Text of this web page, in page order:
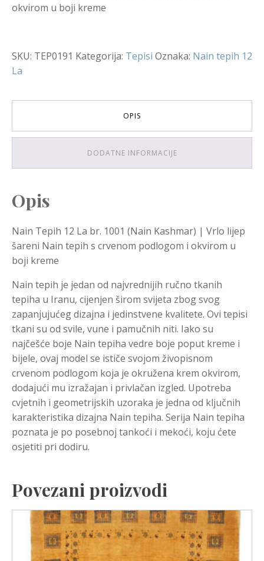
okvirom u boji kreme
SKU: TEP0191 Kategorija: Tepisi Oznaka: Nain tepih 12
La
OPIS
DODATNE INFORMACIJE
Opis
Nain Tepih 12 La br. 1001 (Nain Kashmar) | Vrlo lijep
šareni Nain tepih s crvenom podlogom i okvirom u
boji kreme
Nain tepih je jedan od najvrednijih ručno tkanih
tepiha u Iranu, cijenjen širom svijeta zbog svog
zapanjujućeg dizajna i jedinstvene kvalitete. Ovi tepisi
tkani su od svile, vune i pamučnih niti. Iako su
najčešće boje Nain tepiha vedre boje poput kreme i
bijele, ovaj model se ističe svojom živopisnom
crvenom podlogom koja je okružena krem okvirom,
dodajući mu izražajan i privlačan izgled. Upotreba
cvjetnih i geometrijskih uzoraka je jedna od ključnih
karakteristika dizajna Nain tepiha. Serija Nain tepiha
poznata je po posebnoj tankoći i mekoći, koju ćete
osjetiti pri dodiru.
Povezani proizvodi